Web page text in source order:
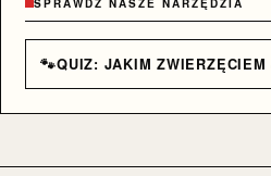
🐾QUIZ: JAKIM ZWIERZĘCIEM